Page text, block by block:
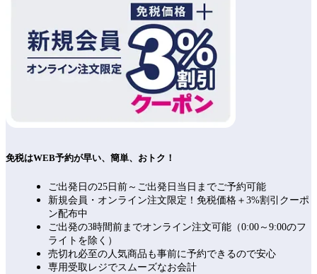
免税はWEB予約が早い、簡単、おトク！
ご出発日の25日前～ご出発日当日までご予約可能
新規会員・オンライン注文限定！免税価格＋3%割引クーポ
ン配布中
ご出発の3時間前までオンライン注文可能（0:00～9:00のフ
ライトを除く）
売切れ必至の人気商品も事前に予約できるので安心
専用受取レジでスムーズなお会計